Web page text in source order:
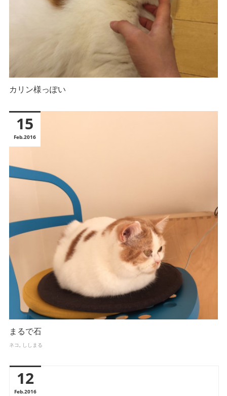
カリン様っぽい
まるで石
15
Feb 2016
ネコ ししまる
12
Feb 2016